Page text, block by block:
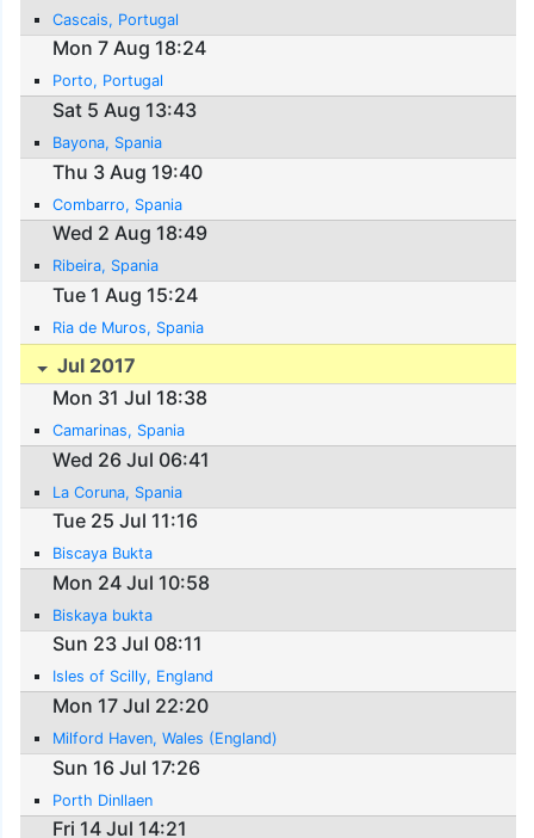
Cascais, Portugal
Mon 7 Aug 18:24
Porto, Portugal
Sat 5 Aug 13:43
Bayona, Spania
Thu 3 Aug 19:40
Combarro, Spania
Wed 2 Aug 18:49
Ribeira, Spania
Tue 1 Aug 15:24
Ria de Muros, Spania
Jul 2017
Mon 31 Jul 18:38
Camarinas, Spania
Wed 26 Jul 06:41
La Coruna, Spania
Tue 25 Jul 11:16
Biscaya Bukta
Mon 24 Jul 10:58
Biskaya bukta
Sun 23 Jul 08:11
Isles of Scilly, England
Mon 17 Jul 22:20
Milford Haven, Wales (England)
Sun 16 Jul 17:26
Porth Dinllaen
Fri 14 Jul 14:21